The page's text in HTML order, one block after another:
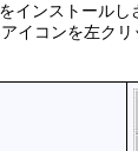
インストール
イコンを左ク